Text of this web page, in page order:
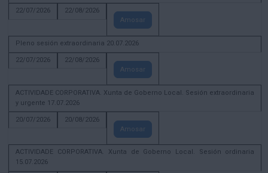
22/07/2026
22/08/2026
Amosar
Pleno sesión extraordinaria 20.07.2026
22/07/2026
22/08/2026
Amosar
ACTIVIDADE CORPORATIVA. Xunta de Goberno Local. Sesión extraordinaria
y urgente 17.07.2026
20/07/2026
20/08/2026
Amosar
ACTIVIDADE CORPORATIVA. Xunta de Goberno Local. Sesión ordinaria
15.07.2026